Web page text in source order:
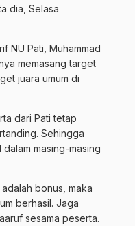
dia, Selasa
NU Pati, Muhammad
memasang target
juara umum di
dari Pati tetap
Sehingga
masing-masing
bonus, maka
berhasil. Jaga
sesama peserta.